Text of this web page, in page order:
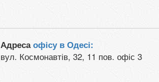
Адресаофісу в Одесі:
вул. Космонавтів, 32, 11 пов. офіс 3